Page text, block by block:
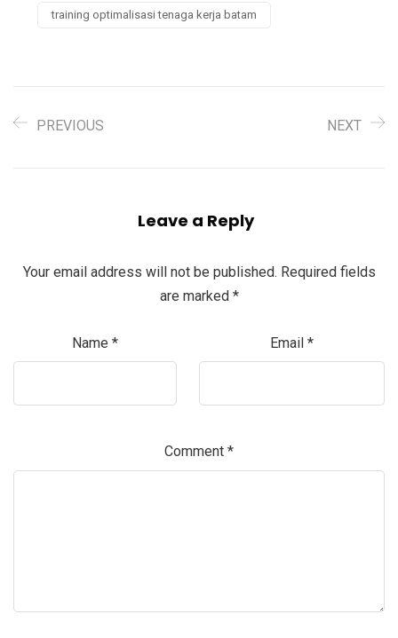
training optimalisasi tenaga kerja batam
PREVIOUS NEXT
Leave a Reply
Your email address will not be published. Required fields
are marked *
Name * Email *
Comment *